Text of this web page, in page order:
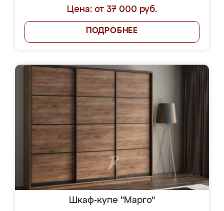
Цена: от 37 000 руб.
ПОДРОБНЕЕ
Шкаф-купе "Марго"